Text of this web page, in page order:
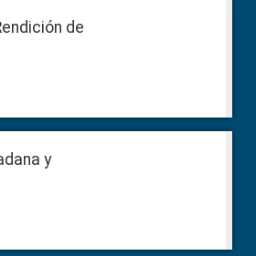
de
y